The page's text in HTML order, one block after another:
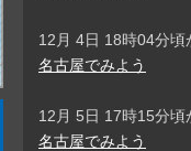
12月 4日 18時04分
名古屋でみよう
12月 5日 17時15分
名古屋でみよう